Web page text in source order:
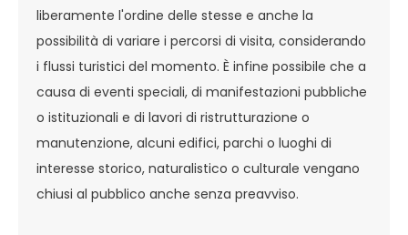
liberamente l'ordine delle stesse e anche la
possibilità di variare i percorsi di visita, considerando
i flussi turistici del momento. È infine possibile che a
causa di eventi speciali, di manifestazioni pubbliche
o istituzionali e di lavori di ristrutturazione o
manutenzione, alcuni edifici, parchi o luoghi di
interesse storico, naturalistico o culturale vengano
chiusi al pubblico anche senza preavviso.